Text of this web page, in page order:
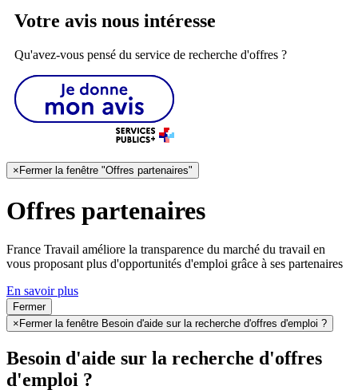
Votre avis nous intéresse
Qu'avez-vous pensé du service de recherche d'offres ?
× Fermer la fenêtre "Offres partenaires"
Offres partenaires
France Travail améliore la transparence du marché du travail en
vous proposant plus d'opportunités d'emploi grâce à ses partenaires
En savoir plus
Fermer
× Fermer la fenêtre Besoin d'aide sur la recherche d'offres d'emploi ?
Besoin d'aide sur la recherche d'offres
d'emploi ?